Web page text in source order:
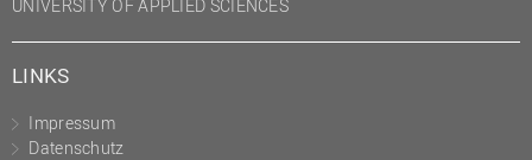
UNIVERSITY OF APPLIED SCIENCES
LINKS
Impressum
Datenschutz